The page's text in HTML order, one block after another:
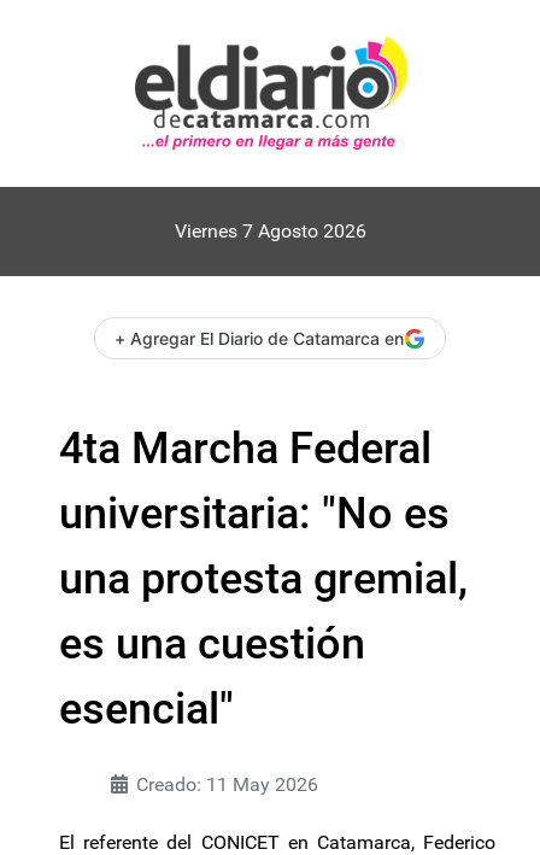
Viernes 7 Agosto 2026
+ Agregar El Diario de Catamarca en
4ta Marcha Federal
universitaria: "No es
una protesta gremial,
es una cuestión
esencial"
Creado: 11 May 2026
El referente del CONICET en Catamarca, Federico